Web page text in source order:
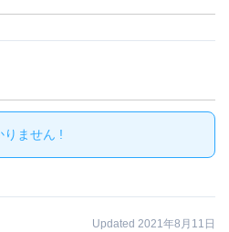
りません !
Updated 2021年8月11日